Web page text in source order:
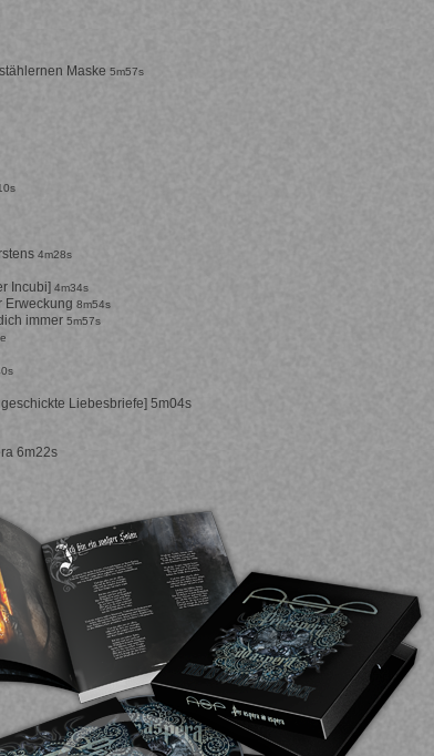
Maske 5m57s
4m28s
Incubi] 4m34s
Erweckung 8m54s
immer 5m57s
Liebesbriefe] 5m04s
6m22s